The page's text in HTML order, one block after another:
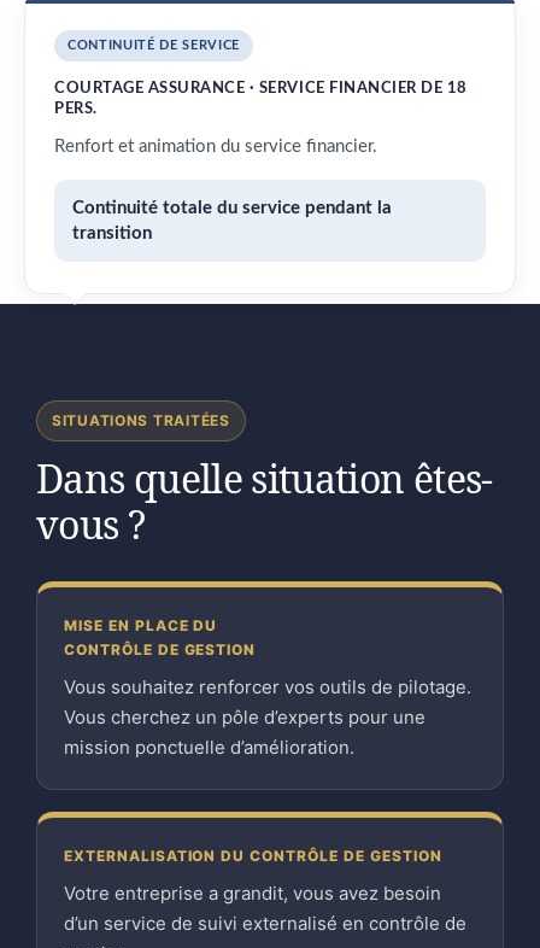
CONTINUITÉ DE SERVICE
COURTAGE ASSURANCE · SERVICE FINANCIER DE 18
PERS.
Renfort et animation du service financier.
Continuité totale du service pendant la
transition
SITUATIONS TRAITÉES
Dans quelle situation êtes-
vous ?
MISE EN PLACE DU
CONTRÔLE DE GESTION
Vous souhaitez renforcer vos outils de pilotage.
Vous cherchez un pôle d’experts pour une
mission ponctuelle d’amélioration.
EXTERNALISATION DU CONTRÔLE DE GESTION
Votre entreprise a grandit, vous avez besoin
d’un service de suivi externalisé en contrôle de